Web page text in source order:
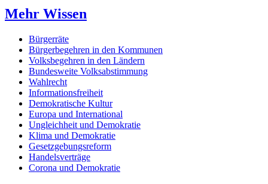
Mehr Wissen
Bürgerräte
Bürgerbegehren in den Kommunen
Volksbegehren in den Ländern
Bundesweite Volksabstimmung
Wahlrecht
Informationsfreiheit
Demokratische Kultur
Europa und International
Ungleichheit und Demokratie
Klima und Demokratie
Gesetzgebungsreform
Handelsverträge
Corona und Demokratie